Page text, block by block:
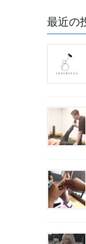
最近の